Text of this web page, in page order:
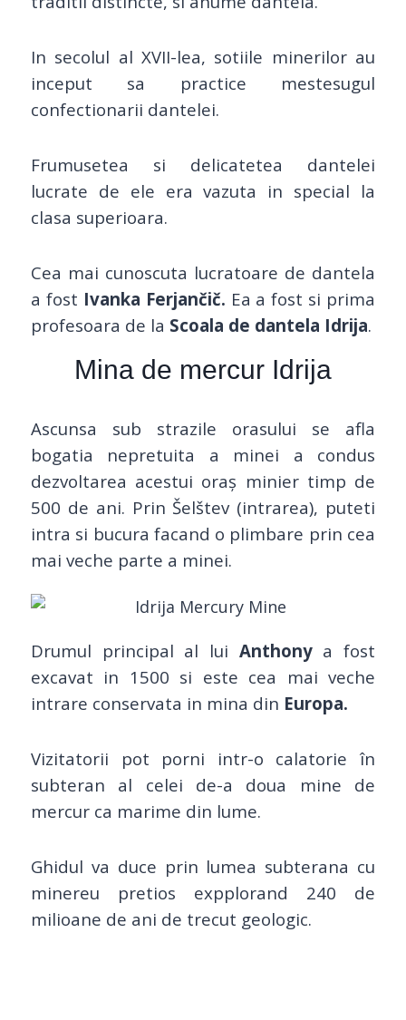
In secolul al XVII-lea, sotiile minerilor au
inceput sa practice mestesugul
confectionarii dantelei.
Frumusetea si delicatetea dantelei
lucrate de ele era vazuta in special la
clasa superioara.
Cea mai cunoscuta lucratoare de dantela
a fost Ivanka Ferjančič. Ea a fost si prima
profesoara de la Scoala de dantela Idrija.
Mina de mercur Idrija
Ascunsa sub strazile orasului se afla
bogatia nepretuita a minei a condus
dezvoltarea acestui oraș minier timp de
500 de ani. Prin Šelštev (intrarea), puteti
intra si bucura facand o plimbare prin cea
mai veche parte a minei.
Drumul principal al lui Anthonya fost
excavat in 1500 si este cea mai veche
intrare conservata in mina din Europa.
Vizitatorii pot porni intr-o calatorie în
subteran al celei de-a doua mine de
mercur ca marime din lume.
Ghidul va duce prin lumea subterana cu
minereu pretios expplorand 240 de
milioane de ani de trecut geologic.